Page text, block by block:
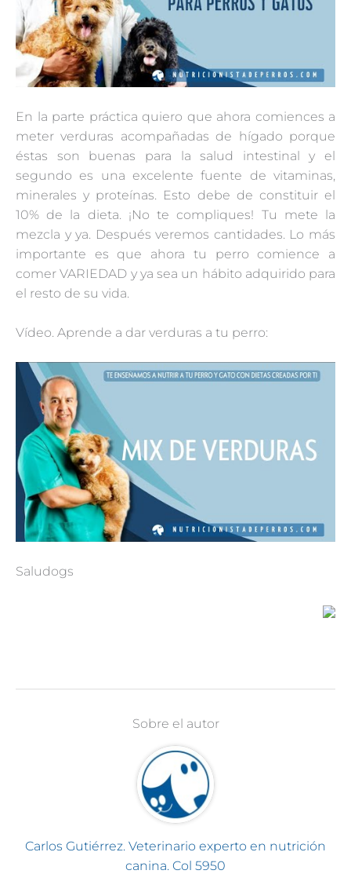
En la parte práctica quiero que ahora comiences a
meter verduras acompañadas de hígado porque
éstas son buenas para la salud intestinal y el
segundo es una excelente fuente de vitaminas,
minerales y proteínas. Esto debe de constituir el
10% de la dieta. ¡No te compliques! Tu mete la
mezcla y ya. Después veremos cantidades. Lo más
importante es que ahora tu perro comience a
comer VARIEDAD y ya sea un hábito adquirido para
el resto de su vida.
Vídeo. Aprende a dar verduras a tu perro:
Saludogs
Sobre el autor
Carlos Gutiérrez. Veterinario experto en nutrición
canina. Col 5950